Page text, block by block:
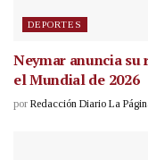
DEPORTES
Neymar anuncia
el Mundial de 2026
por Redacción Diario La